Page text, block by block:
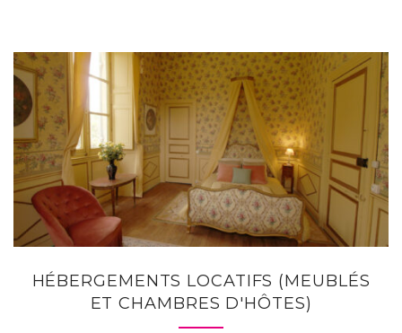
HÉBERGEMENTS LOCATIFS (MEUBLÉS
ET CHAMBRES D'HÔTES)